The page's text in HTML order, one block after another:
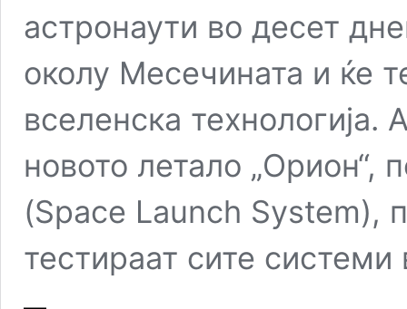
астронаути во десет
околу Месечината и ќе
вселенска технологија.
новото летало „Орион“,
(Space Launch System),
тестираат сите